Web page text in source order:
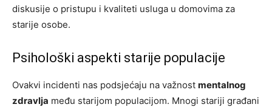
diskusije o pristupu i kvaliteti usluga u domovima za
starije osobe.
Psihološki aspekti starije populacije
Ovakvi incidenti nas podsjećaju na važnost mentalnog
zdravlja među starijom populacijom. Mnogi stariji građani